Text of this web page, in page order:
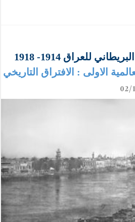
للعراق 1914- 1918
الاولى : الافتراق التاريخي
02/